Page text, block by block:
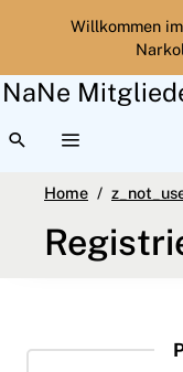
Willkommen
NaNe
TOGGLE SEARCH
TOGGLE
Home